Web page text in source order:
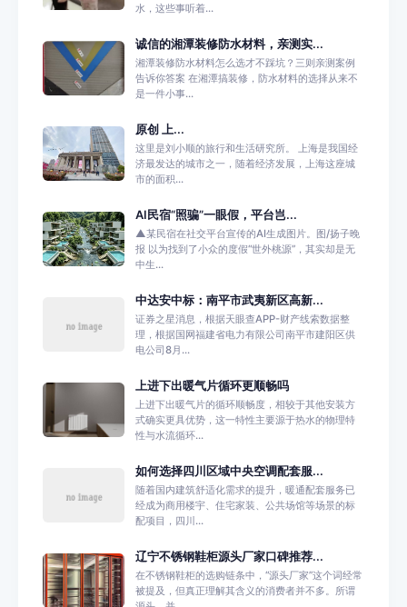
水，这些事听着...
诚信的湘潭装修防水材料，亲测实...
湘潭装修防水材料怎么选才不踩坑？三则亲测案例
告诉你答案 在湘潭搞装修，防水材料的选择从来不
是一件小事...
原创 上...
这里是刘小顺的旅行和生活研究所。 上海是我国经
济最发达的城市之一，随着经济发展，上海这座城
市的面积...
AI民宿“照骗”一眼假，平台岂...
▲某民宿在社交平台宣传的AI生成图片。图/扬子晚
报 以为找到了小众的度假“世外桃源”，其实却是无
中生...
中达安中标：南平市武夷新区高新...
证券之星消息，根据天眼查APP-财产线索数据整
理，根据国网福建省电力有限公司南平市建阳区供
电公司8月...
上进下出暖气片循环更顺畅吗
上进下出暖气片的循环顺畅度，相较于其他安装方
式确实更具优势，这一特性主要源于热水的物理特
性与水流循环...
如何选择四川区域中央空调配套服...
随着国内建筑舒适化需求的提升，暖通配套服务已
经成为商用楼宇、住宅家装、公共场馆等场景的标
配项目，四川...
辽宁不锈钢鞋柜源头厂家口碑推荐...
在不锈钢鞋柜的选购链条中，“源头厂家”这个词经常
被提及，但真正理解其含义的消费者并不多。所谓